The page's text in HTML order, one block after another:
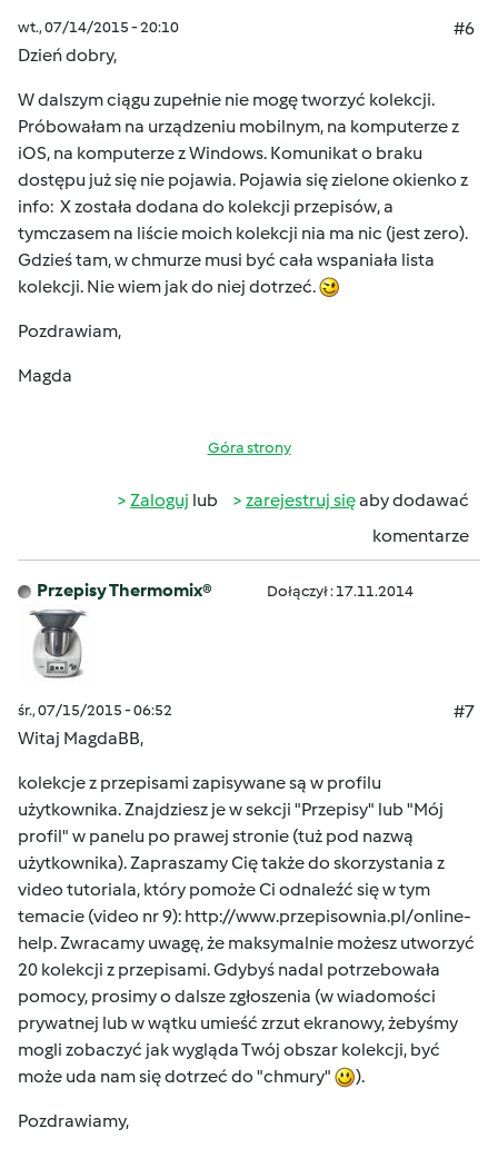
wt., 07/14/2015 - 20:10
#6
Dzień dobry,
W dalszym ciągu zupełnie nie mogę tworzyć kolekcji.
Próbowałam na urządzeniu mobilnym, na komputerze z
iOS, na komputerze z Windows. Komunikat o braku
dostępu już się nie pojawia. Pojawia się zielone okienko z
info: X została dodana do kolekcji przepisów, a
tymczasem na liście moich kolekcji nia ma nic (jest zero).
Gdzieś tam, w chmurze musi być cała wspaniała lista
kolekcji. Nie wiem jak do niej dotrzeć.
Pozdrawiam,
Magda
Góra strony
Zaloguj lub zarejestruj sięaby dodawać
komentarze
Przepisy Thermomix® Dołączył : 17.11.2014
śr., 07/15/2015 - 06:52
#7
Witaj MagdaBB,
kolekcje z przepisami zapisywane są w profilu
użytkownika. Znajdziesz je w sekcji "Przepisy" lub "Mój
profil" w panelu po prawej stronie (tuż pod nazwą
użytkownika). Zapraszamy Cię także do skorzystania z
video tutoriala, który pomoże Ci odnaleźć się w tym
temacie (video nr 9): http://www.przepisownia.pl/online-
help. Zwracamy uwagę, że maksymalnie możesz utworzyć
20 kolekcji z przepisami. Gdybyś nadal potrzebowała
pomocy, prosimy o dalsze zgłoszenia (w wiadomości
prywatnej lub w wątku umieść zrzut ekranowy, żebyśmy
mogli zobaczyć jak wygląda Twój obszar kolekcji, być
może uda nam się dotrzeć do "chmury"
).
Pozdrawiamy,